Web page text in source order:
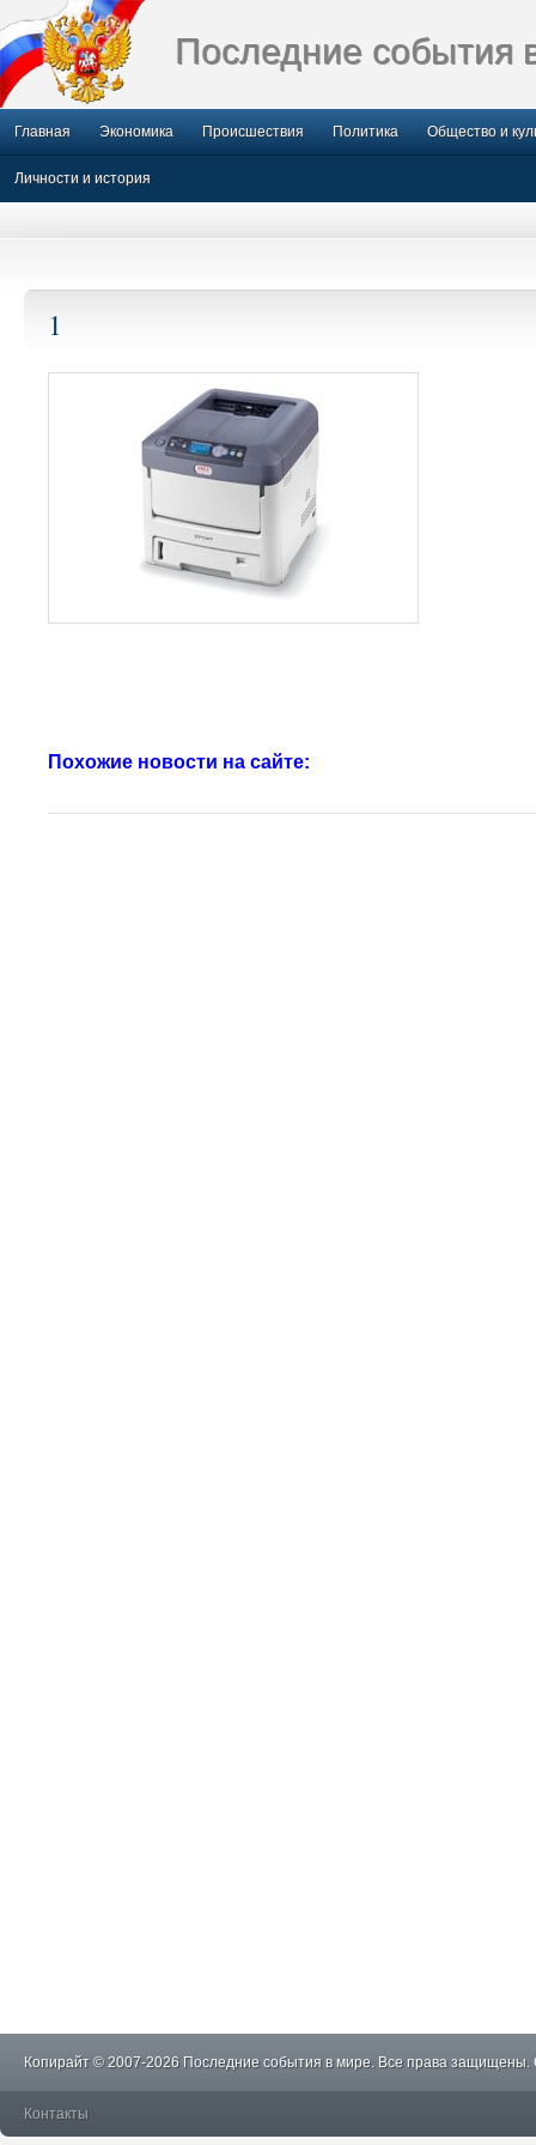
Последние события
Главная Экономика Происшествия Политика Общество и
Личности и история
1
Похожие новости на сайте:
Копирайт © 2007-2026 Последние события в мире. Все права защищены.
Контакты